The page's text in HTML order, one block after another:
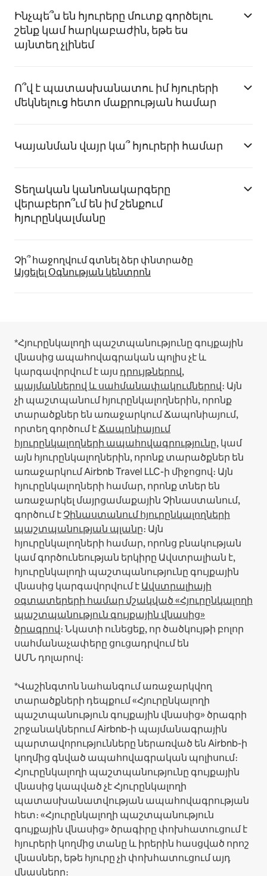
Ինչպե՞ս են հյուրերը մուտք գործելու
շենք կամ հարկաբաժին, եթե ես
այնտեղ չլինեմ
Ո՞վ է պատասխանատու իմ հյուրերի
մեկնելուց հետո մաքրության համար
Կայանման վայր կա՞ հյուրերի համար
Տեղական կանոնակարգերը
վերաբերո՞ւմ են իմ շենքում
հյուրընկալմանը
Չի՞ հաջողվում գտնել ձեր փնտրածը
Այցելել Օգնության կենտրոն
*Հյուրընկալողի պաշտպանությունը գույքային
վնասից ապահովագրական պոլիս չէ և
կարգավորվում է այս դրույթներով,
պայմաններով և սահմանափակումներով։ Այն
չի պաշտպանում հյուրընկալողներին, որոնք
տարածքներ են առաջարկում Ճապոնիայում,
որտեղ գործում էՃապոնիայում
հյուրընկալողների ապահովագրությունը, կամ
այն հյուրընկալողներին, որոնք տարածքներ են
առաջարկում Airbnb Travel LLC-ի միջոցով։ Այն
հյուրընկալողների համար, որոնք տներ են
առաջարկել մայրցամաքային Չինաստանում,
գործում էՉինաստանում հյուրընկալողների
պաշտպանության պլանը։ Այն
հյուրընկալողների համար, որոնց բնակության
կամ գործունեության երկիրը Ավստրալիան է,
հյուրընկալողի պաշտպանությունը գույքային
վնասից կարգավորվում էԱվստրալիայի
օգտատերերի համար մշակված «Հյուրընկալողի
պաշտպանություն գույքային վնասից»
ծրագրով։ Նկատի ունեցեք, որ ծածկույթի բոլոր
սահմանաչափերը ցուցադրվում են
ԱՄՆ դոլարով։
*Վաշինգտոն նահանգում առաջարկվող
տարածքների դեպքում «Հյուրընկալողի
պաշտպանություն գույքային վնասից» ծրագրի
շրջանակներում Airbnb-ի պայմանագրային
պարտավորությունները ներառված են Airbnb-ի
կողմից գնված ապահովագրական պոլիսում։
Հյուրընկալողի պաշտպանությունը գույքային
վնասից կապված չէ Հյուրընկալողի
պատասխանատվության ապահովագրության
հետ։ «Հյուրընկալողի պաշտպանություն
գույքային վնասից» ծրագիրը փոխհատուցում է
հյուրերի կողմից տանը և իրերին հասցված որոշ
վնասներ, եթե հյուրը չի փոխհատուցում այդ
վնասները։